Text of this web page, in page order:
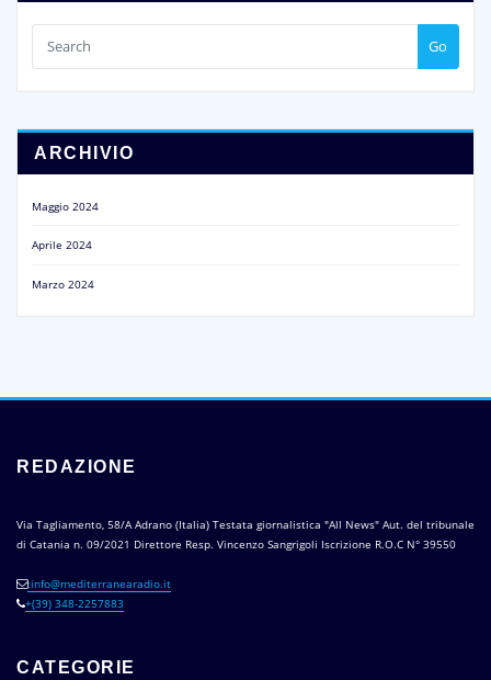
Go
ARCHIVIO
Maggio 2024
Aprile 2024
Marzo 2024
REDAZIONE
Via Tagliamento, 58/A Adrano (Italia) Testata giornalistica "All News" Aut. del tribunale
di Catania n. 09/2021 Direttore Resp. Vincenzo Sangrigoli Iscrizione R.O.C N° 39550
:info@mediterranearadio.it
+(39) 348-2257883
CATEGORIE